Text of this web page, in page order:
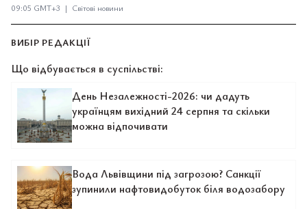
09:05 GMT+3 | Світові новини
ВИБІР РЕДАКЦІЇ
Що відбувається в суспільстві:
День Незалежності-2026: чи дадуть
українцям вихідний 24 серпня та скільки
можна відпочивати
Вода Львівщини під загрозою? Санкції
зупинили нафтовидобуток біля водозабору